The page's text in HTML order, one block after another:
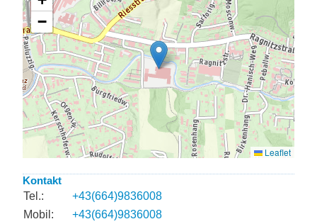
Kontakt
Tel.:
+43(664)9836008
Mobil:
+43(664)9836008